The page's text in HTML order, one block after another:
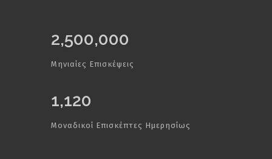
2,500,000
Μηνιαίες Επισκέψεις
1,120
Μοναδικοί Επισκέπτες Ημερησίως